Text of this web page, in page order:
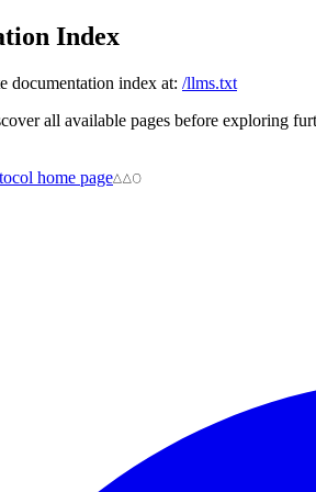
Index
documentation index at: /llms.txt
all available pages before exploring
home page